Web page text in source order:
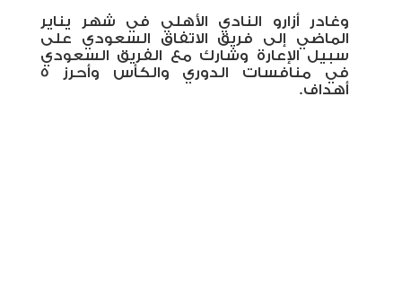
وغادر أزارو النادي الأهلي في شهر يناير
الماضي إلى فريق الاتفاق السعودي على
سبيل الإعارة وشارك مع الفريق السعودي
في منافسات الدوري والكأس وأحرز 5
أهداف.